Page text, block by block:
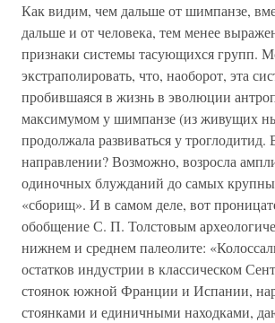
Как видим, чем дальше от шимпанзе,
дальше и от человека, тем менее
признаки системы тасующихся групп.
экстраполировать, что, наоборот, эта
пробившаяся в жизнь в эволюции
максимумом у шимпанзе (из живущих
продолжала развиваться у троглодитид.
направлении? Возможно, возросла
одиночных блужданий до самых
«сборищ». И в самом деле, вот
обобщение С. П. Толстовым
нижнем и среднем палеолите:
остатков индустрии в классическом
стоянок южной Франции и Испании,
стоянками и единичными находками,